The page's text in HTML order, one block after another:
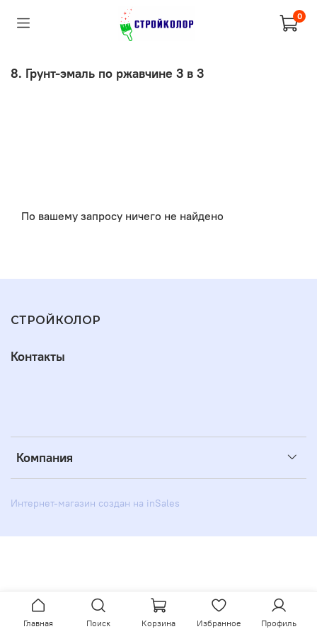
0
8. Грунт-эмаль по ржавчине 3 в 3
По вашему запросу ничего не найдено
СТРОЙКОЛОР
Компания
Контакты
Интернет-магазин создан на inSales
Главная Поиск Корзина Избранное Профиль